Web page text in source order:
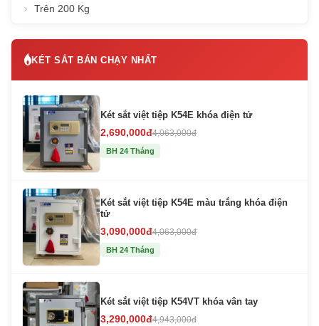
Trên 200 Kg
KÉT SẮT BÁN CHẠY NHẤT
Két sắt việt tiệp K54E khóa điện tử
2,690,000đ4,063,000đ
BH 24 Tháng
Két sắt việt tiệp K54E màu trắng khóa điện
tử
3,090,000đ4,063,000đ
BH 24 Tháng
Két sắt việt tiệp K54VT khóa vân tay
3,290,000đ4,943,000đ